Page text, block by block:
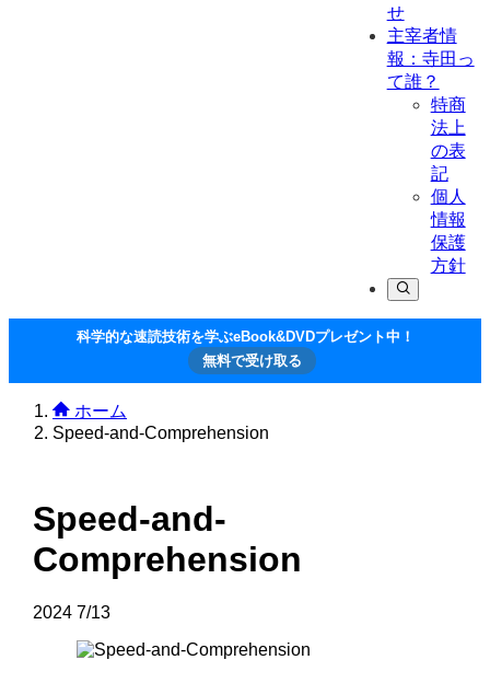
せ
主宰者情
報：寺田っ
て誰？
特商
法上
の表
記
個人
情報
保護
方針
科学的な速読技術を学ぶeBook&DVDプレゼント中！
無料で受け取る
ホーム
Speed-and-Comprehension
Speed-and-
Comprehension
2024 7/13